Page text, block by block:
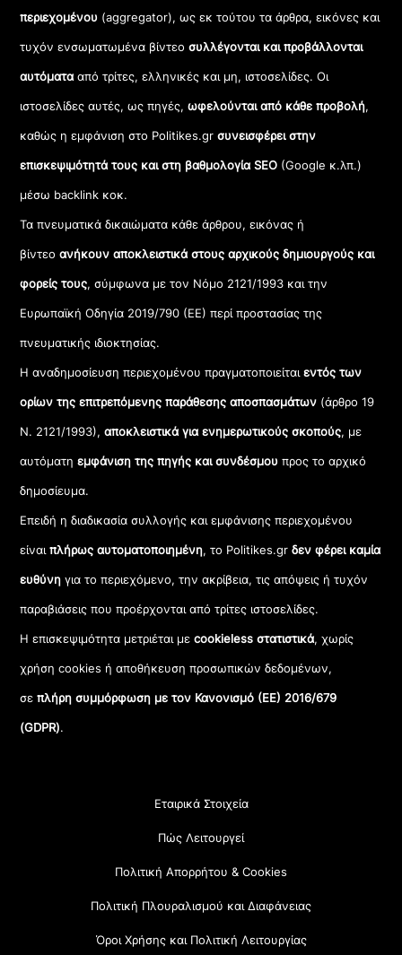
περιεχομένου (aggregator), ως εκ τούτου τα άρθρα, εικόνες και
τυχόν ενσωματωμένα βίντεοσυλλέγονται και προβάλλονται
αυτόματααπό τρίτες, ελληνικές και μη, ιστοσελίδες. Οι
ιστοσελίδες αυτές, ως πηγές,ωφελούνται από κάθε προβολή,
καθώς η εμφάνιση στο Politikes.gr συνεισφέρει στην
επισκεψιμότητά τους και στη βαθμολογία SEO (Google κ.λπ.)
μέσω backlink κοκ.
Τα πνευματικά δικαιώματα κάθε άρθρου, εικόνας ή
βίντεοανήκουν αποκλειστικά στους αρχικούς δημιουργούς και
φορείς τους, σύμφωνα με τον Νόμο 2121/1993 και την
Ευρωπαϊκή Οδηγία 2019/790 (ΕΕ) περί προστασίας της
πνευματικής ιδιοκτησίας.
Η αναδημοσίευση περιεχομένου πραγματοποιείταιεντός των
ορίων της επιτρεπόμενης παράθεσης αποσπασμάτων (άρθρο 19
Ν. 2121/1993), αποκλειστικά για ενημερωτικούς σκοπούς, με
αυτόματηεμφάνιση της πηγής και συνδέσμου προς το αρχικό
δημοσίευμα.
Επειδή η διαδικασία συλλογής και εμφάνισης περιεχομένου
είναιπλήρως αυτοματοποιημένη, το Politikes.grδεν φέρει καμία
ευθύνη για το περιεχόμενο, την ακρίβεια, τις απόψεις ή τυχόν
παραβιάσεις που προέρχονται από τρίτες ιστοσελίδες.
Η επισκεψιμότητα μετριέται μεcookieless στατιστικά, χωρίς
χρήση cookies ή αποθήκευση προσωπικών δεδομένων,
σεπλήρη συμμόρφωση με τον Κανονισμό (ΕΕ) 2016/679
(GDPR).
Εταιρικά Στοιχεία
Πώς Λειτουργεί
Πολιτική Απορρήτου & Cookies
Πολιτική Πλουραλισμού και Διαφάνειας
Όροι Χρήσης και Πολιτική Λειτουργίας